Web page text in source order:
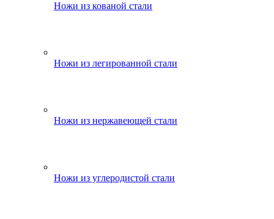
Ножи из кованой стали
Ножи из легированной стали
Ножи из нержавеющей стали
Ножи из углеродистой стали